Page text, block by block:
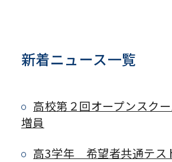
新着ニュース一覧
高校第２回オープンスク
増員
高3学年 希望者共通テス